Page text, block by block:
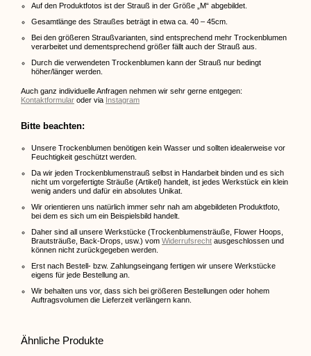
Auf den Produktfotos ist der Strauß in der Größe „M“ abgebildet.
Gesamtlänge des Straußes beträgt in etwa ca. 40 – 45cm.
Bei den größeren Straußvarianten, sind entsprechend mehr Trockenblumen
verarbeitet und dementsprechend größer fällt auch der Strauß aus.
Durch die verwendeten Trockenblumen kann der Strauß nur bedingt
höher/länger werden.
Auch ganz individuelle Anfragen nehmen wir sehr gerne entgegen:
Kontaktformular oder via Instagram
Bitte beachten:
Unsere Trockenblumen benötigen kein Wasser und sollten idealerweise vor
Feuchtigkeit geschützt werden.
Da wir jeden Trockenblumenstrauß selbst in Handarbeit binden und es sich
nicht um vorgefertigte Sträuße (Artikel) handelt, ist jedes Werkstück ein klein
wenig anders und dafür ein absolutes Unikat.
Wir orientieren uns natürlich immer sehr nah am abgebildeten Produktfoto,
bei dem es sich um ein Beispielsbild handelt.
Daher sind all unsere Werkstücke (Trockenblumensträuße, Flower Hoops,
Brautsträuße, Back-Drops, usw.) vom Widerrufsrecht ausgeschlossen und
können nicht zurückgegeben werden.
Erst nach Bestell- bzw. Zahlungseingang fertigen wir unsere Werkstücke
eigens für jede Bestellung an.
Wir behalten uns vor, dass sich bei größeren Bestellungen oder hohem
Auftragsvolumen die Lieferzeit verlängern kann.
Ähnliche Produkte